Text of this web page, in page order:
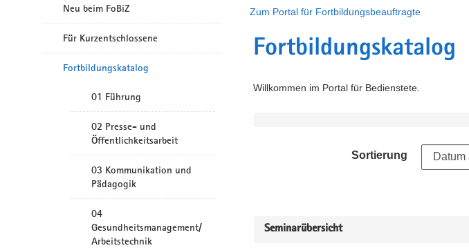
Neu beim FoBiZ
Für Kurzentschlossene
Fortbildungskatalog
01 Führung
02 Presse- und
Öffentlichkeitsarbeit
03 Kommunikation und
Pädagogik
04
Gesundheitsmanagement/
Arbeitstechnik
Zum Portal für Fortbildungsbeauftragte
Fortbildungskatalog
Willkommen im Portal für Bedienstete.
Sortierung
Seminarübersicht